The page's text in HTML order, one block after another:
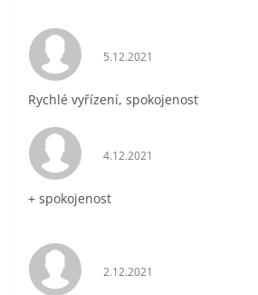
Hodnocení obchodu je 5 z
5.12.2021
Rychlé vyřízení, spokojenost
Hodnocení obchodu je 5 z
4.12.2021
+ spokojenost
Hodnocení obchodu je 5 z
2.12.2021